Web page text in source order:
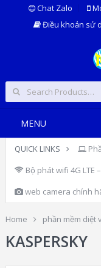
Chat Zalo
Điều khoản sử
MENU
QUICK LINKS
Bộ phát wifi 4G LTE
web camera chính
Home phần mềm diệt
KASPERSKY